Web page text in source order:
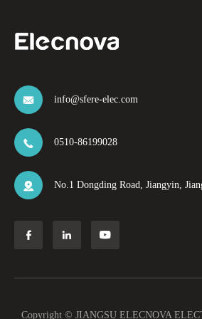
 info@sfere-elec.com
 0510-86199028
 No.1 Dongding Road, Jiangyin,
  
Copyright © JIANGSU ELECNOVA